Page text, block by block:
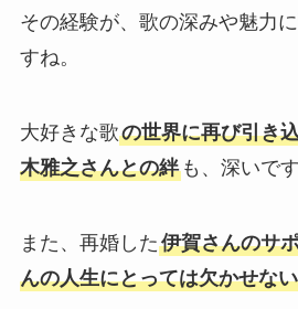
その経験が、歌の深みや魅力
すね。
大好きな歌の世界に再び引き
木雅之さんとの絆も、深いです
また、再婚した伊賀さんのサ
んの人生にとっては欠かせない